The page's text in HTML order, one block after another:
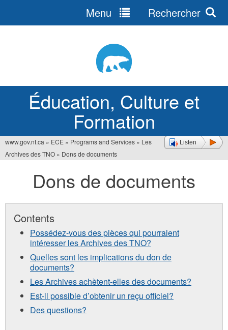
Éducation, Culture et
Formation
Menu Rechercher
Listen
Vous
www.gov.nt.ca » ECE » Programs and Services » Les
Archives des TNO » Dons de documents
Dons de documents
Contents
Possédez-vous des pièces qui pourraient
intéresser les Archives des TNO?
Quelles sont les implications du don de
documents?
Les Archives achètent-elles des documents?
Est-il possible d’obtenir un reçu officiel?
Des questions?